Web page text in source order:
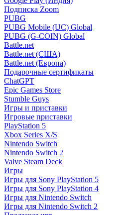
Подписка Zoom
PUBG
PUBG Mobile (UC) Global
PUBG (G-COIN) Global
Battle.net
Battle.net (США)
Battle.net (Европа)
Подарочные сертификаты
ChatGPT
Epic Games Store
Stumble Guys
Игры и приставки
Игровые приставки
PlayStation 5
Xbox Series X/S
Nintendo Switch
Nintendo Switch 2
Valve Steam Deck
Игры
Игры для Sony PlayStation 5
Игры для Sony PlayStation 4
Игры для Nintendo Switch
Игры для Nintendo Switch 2